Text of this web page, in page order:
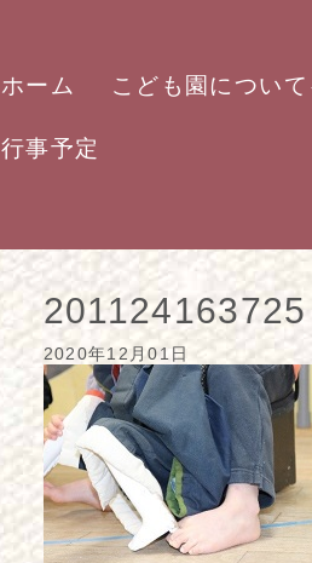
ホーム こども園について
行事予定
201124163725
2020年12月01日